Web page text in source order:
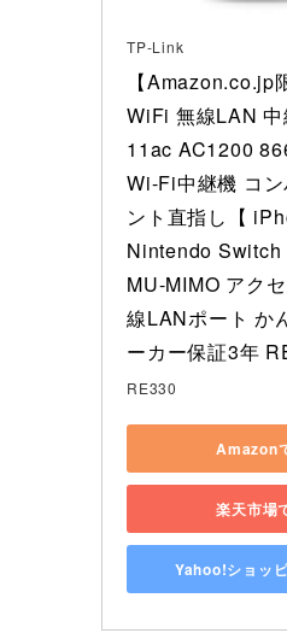
TP-Link
【Amazon.co.jp
WiFi 無線LAN
11ac AC1200
Wi-Fi中継機 コ
ント直指し【
Nintendo Switch
MU-MIMO アク
線LANポート か
ーカー保証3年
RE330
Amazon
楽天市場
Yahoo!ショッ